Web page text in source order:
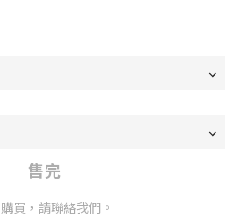
售完
買，請聯絡我們。